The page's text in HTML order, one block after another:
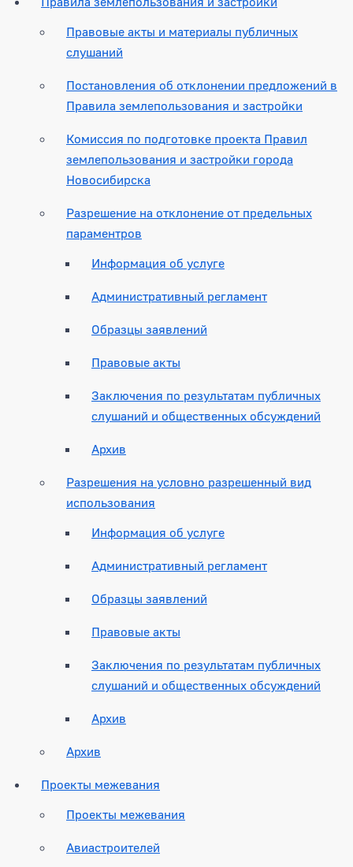
Правовые акты и материалы публичных
слушаний
Постановления об отклонении предложений в
Правила землепользования и застройки
Комиссия по подготовке проекта Правил
землепользования и застройки города
Новосибирска
Разрешение на отклонение от предельных
параментров
Информация об услуге
Административный регламент
Образцы заявлений
Правовые акты
Заключения по результатам публичных
слушаний и общественных обсуждений
Архив
Разрешения на условно разрешенный вид
использования
Информация об услуге
Административный регламент
Образцы заявлений
Правовые акты
Заключения по результатам публичных
слушаний и общественных обсуждений
Архив
Архив
Проекты межевания
Проекты межевания
Авиастроителей